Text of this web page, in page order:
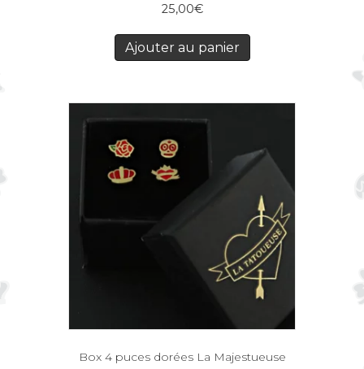
25,00€
Ajouter au panier
Box 4 puces dorées La Majestueuse